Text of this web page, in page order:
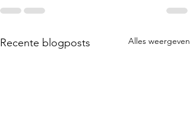
Recente blogposts Alles weergeven